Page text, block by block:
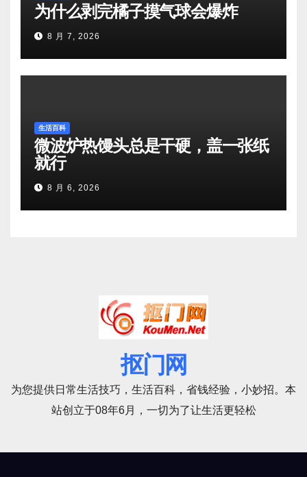
为什么剥完橘子摸气球会爆炸
8 月 7, 2026
生活百科
微波炉热馒头总是干硬，盖一张纸
就行
8 月 6, 2026
抠门网
为您提供日常生活技巧，生活百科，省钱经验，小妙招。本
站创立于08年6月，一切为了让生活更轻松